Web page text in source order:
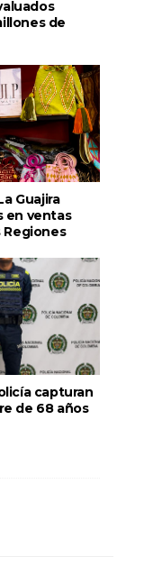
de
Guajira
en ventas
Regiones
capturan
de 68 años